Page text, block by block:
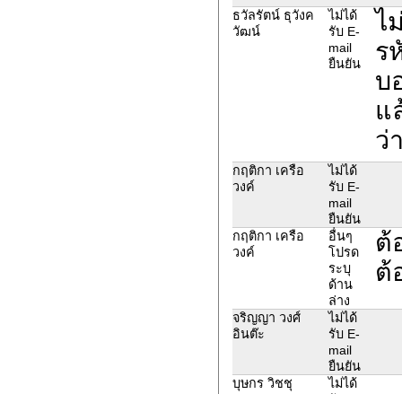
ธวัลรัตน์ ธุวังค
วัฒน์
ไม่ได้
รับ E-
mail
ยืนยัน
ไ
ร
บ
แ
ว่
กฤติกา เครือ
วงค์
ไม่ได้
รับ E-
mail
ยืนยัน
กฤติกา เครือ
วงค์
อื่นๆ
โปรด
ระบุ
ด้าน
ล่าง
ต้
ต้
จริญญา วงศ์
อินต๊ะ
ไม่ได้
รับ E-
mail
ยืนยัน
บุษกร วิชชุ
ไม่ได้